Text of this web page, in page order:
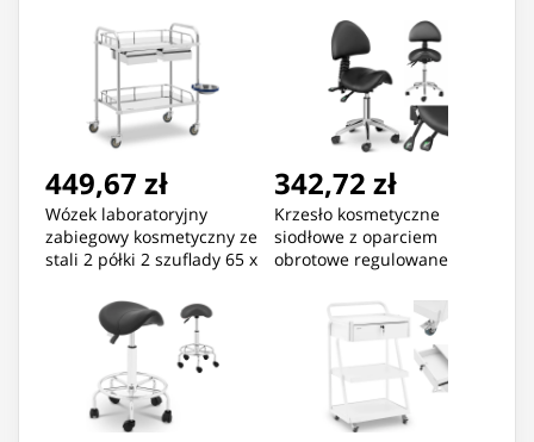
449,67 zł
Wózek laboratoryjny
zabiegowy kosmetyczny ze
stali 2 półki 2 szuflady 65 x
342,72 zł
Krzesło kosmetyczne
siodłowe z oparciem
obrotowe regulowane